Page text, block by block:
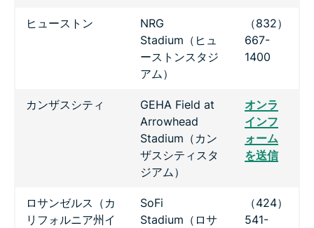
ヒューストン
NRG
Stadium（ヒュ
ーストンスタジ
アム）
（832）
667-
1400
カンザスシティ
GEHA Field at
Arrowhead
Stadium（カン
ザスシティスタ
ジアム）
オンラ
インフ
ォーム
を送信
ロサンゼルス（カ
リフォルニア州イ
SoFi
Stadium（ロサ
（424）
541-